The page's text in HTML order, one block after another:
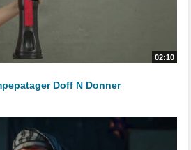
02:10
Doff N Donner